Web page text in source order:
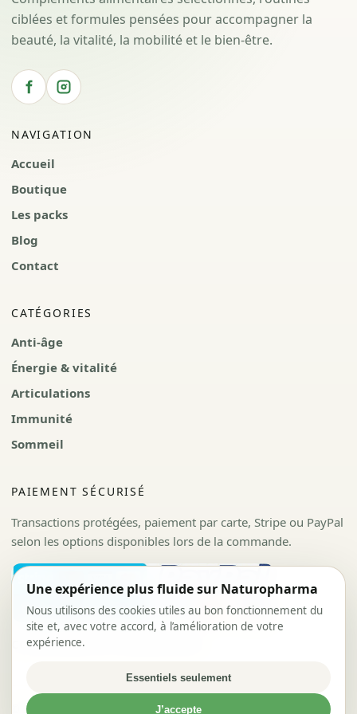
ciblées et formules pensées pour accompagner la
beauté, la vitalité, la mobilité et le bien-être.
NAVIGATION
Accueil
Boutique
Les packs
Blog
Contact
CATÉGORIES
Anti-âge
Énergie & vitalité
Articulations
Immunité
Sommeil
PAIEMENT SÉCURISÉ
Transactions protégées, paiement par carte, Stripe ou PayPal
selon les options disponibles lors de la commande.
CGVPolitique de confidentialité
© 2026 Naturopharma. Tous droits réservés.
Une expérience plus fluide sur Naturopharma
Nous utilisons des cookies utiles au bon fonctionnement du
site et, avec votre accord, à l’amélioration de votre
expérience.
Essentiels seulement
J’accepte